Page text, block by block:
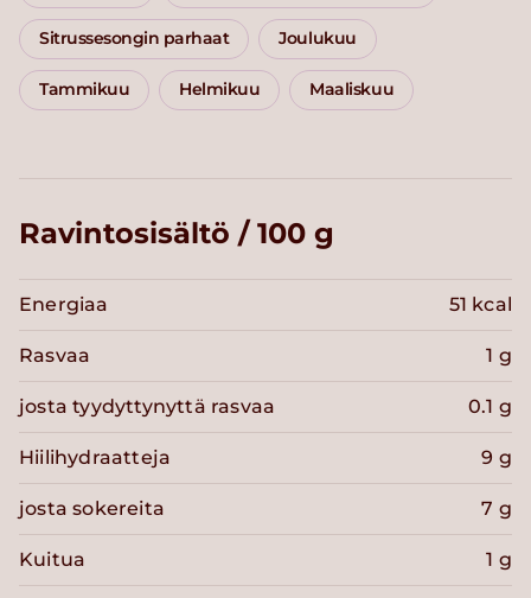
Sitrussesongin parhaat Joulukuu
Tammikuu Helmikuu Maaliskuu
Ravintosisältö / 100 g
Energiaa 51 kcal
Rasvaa 1 g
josta tyydyttynyttä rasvaa 0.1 g
Hiilihydraatteja 9 g
josta sokereita 7 g
Kuitua 1 g